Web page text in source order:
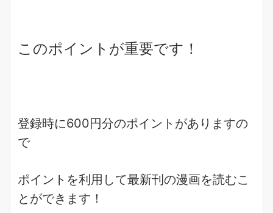
このポイントが重要です！
登録時に600円分のポイントがありますの
で
ポイントを利用して最新刊の漫画を読むこ
とができます！